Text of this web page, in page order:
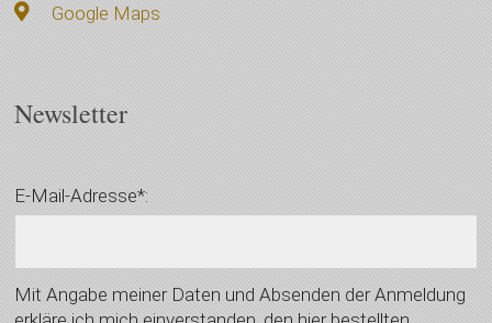
Google Maps
Newsletter
E-Mail-Adresse*:
Mit Angabe meiner Daten und Absenden der Anmeldung